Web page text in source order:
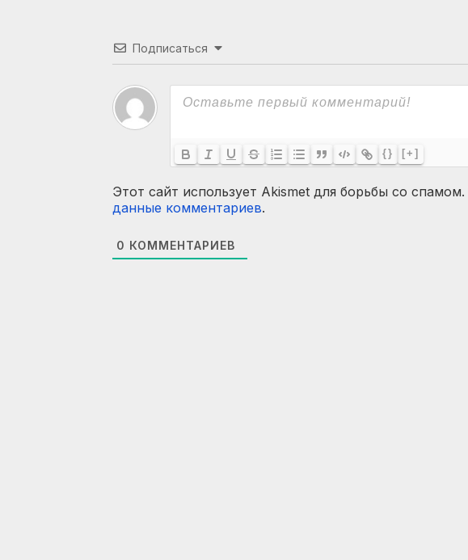
Подписаться
{} [+]
Этот сайт использует Akismet для борьбы со спамом.
данные комментариев.
0 КОММЕНТАРИЕВ